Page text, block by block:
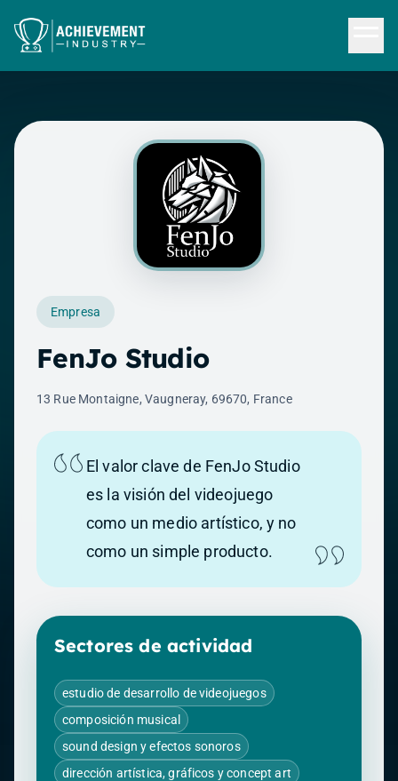
Empresa
FenJo Studio
13 Rue Montaigne, Vaugneray, 69670, France
El valor clave de FenJo Studio
es la visión del videojuego
como un medio artístico, y no
como un simple producto.
Sectores de actividad
estudio de desarrollo de videojuegos
composición musical
sound design y efectos sonoros
dirección artística, gráficos y concept art